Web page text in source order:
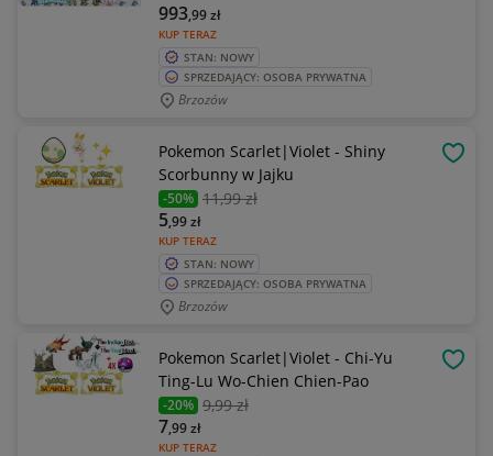
KUP TERAZ
993,99zł
STAN: NOWY
SPRZEDAJĄCY: OSOBA PRYWATNA
Brzozów
Pokemon Scarlet|Violet - Shiny
Scorbunny w Jajku
-50% 11,99 zł
KUP TERAZ
5,99zł
STAN: NOWY
SPRZEDAJĄCY: OSOBA PRYWATNA
Brzozów
Pokemon Scarlet|Violet - Chi-Yu
Ting-Lu Wo-Chien Chien-Pao
-20% 9,99 zł
KUP TERAZ
7,99zł